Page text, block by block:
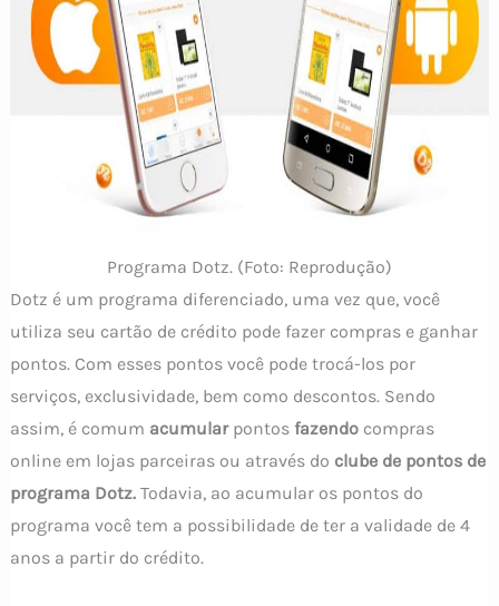
Programa Dotz. (Foto: Reprodução)
Dotz é um programa diferenciado, uma vez que, você
utiliza seu cartão de crédito pode fazer compras e ganhar
pontos. Com esses pontos você pode trocá-los por
serviços, exclusividade, bem como descontos. Sendo
assim, é comum acumular pontosfazendocompras
online em lojas parceiras ou através do clube de pontos de
programa Dotz.Todavia, ao acumular os pontos do
programa você tem a possibilidade de ter a validade de 4
anos a partir do crédito.